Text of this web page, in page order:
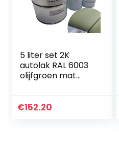
5 liter set 2K
autolak RAL 6003
olijfgroen mat
€152.20